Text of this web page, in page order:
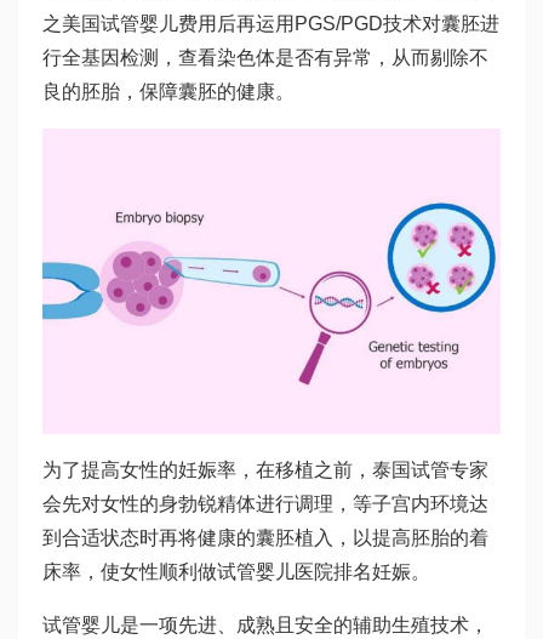
之美国试管婴儿费用 后再运用PGS/PGD技术对囊胚进
行全基因检测，查看染色体是否有异常，从而剔除不
良的胚胎，保障囊胚的健康。
为了提高女性的妊娠率，在移植之前，泰国试管专家
会先对女性的身勃锐精体进行调理，等子宫内环境达
到合适状态时再将健康的囊胚植入，以提高胚胎的着
床率，使女性顺利 做试管婴儿医院排名妊娠。
试管婴儿是一项先进、成熟且安全的辅助生殖技术，